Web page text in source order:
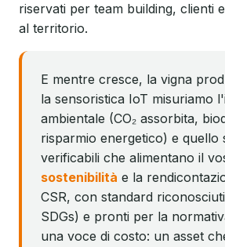
riservati per team building, clienti
al territorio.
E mentre cresce, la vigna
la sensoristica IoT misuriamo
ambientale (CO₂ assorbita,
risparmio energetico) e quello
verificabili che alimentano il
sostenibilità e la
CSR, con standard
SDGs) e pronti per la
una voce di costo: un asset